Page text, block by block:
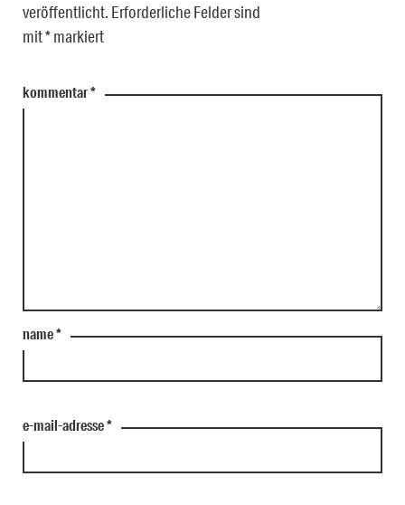
veröffentlicht. Erforderliche Felder sind
mit*markiert
kommentar*
name*
e-mail-adresse*